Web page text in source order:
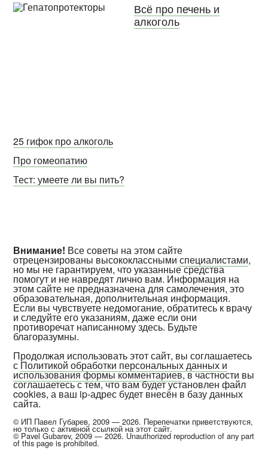
Всё про печень и
алкоголь
25 гифок про алкоголь
Про гомеопатию
Тест: умеете ли вы пить?
Внимание! Все советы на этом сайте
отрецензированы высококласснымиспециалистами,
но мы не гарантируем, что указанные средства
помогут и не навредят лично вам. Информация на
этом сайте не предназначена для самолечения, это
образовательная, дополнительная информация.
Если вы чувствуете недомогание, обратитесь к врачу
и следуйте его указаниям, даже если они
противоречат написанному здесь. Будьте
благоразумны.
Продолжая использовать этот сайт, вы соглашаетесь
с Политикой обработки персональных данных и
использования формы комментариев, в частности вы
соглашаетесь с тем, что вам будет установлен файл
cookies, а ваш ip-адрес будет внесён в базу данных
сайта.
© ИП Павел Губарев, 2009 — 2026. Перепечатки приветствуются,
но только с активной ссылкой на этот сайт.
© Pavel Gubarev, 2009 — 2026. Unauthorized reproduction of any part
of this page is prohibited.